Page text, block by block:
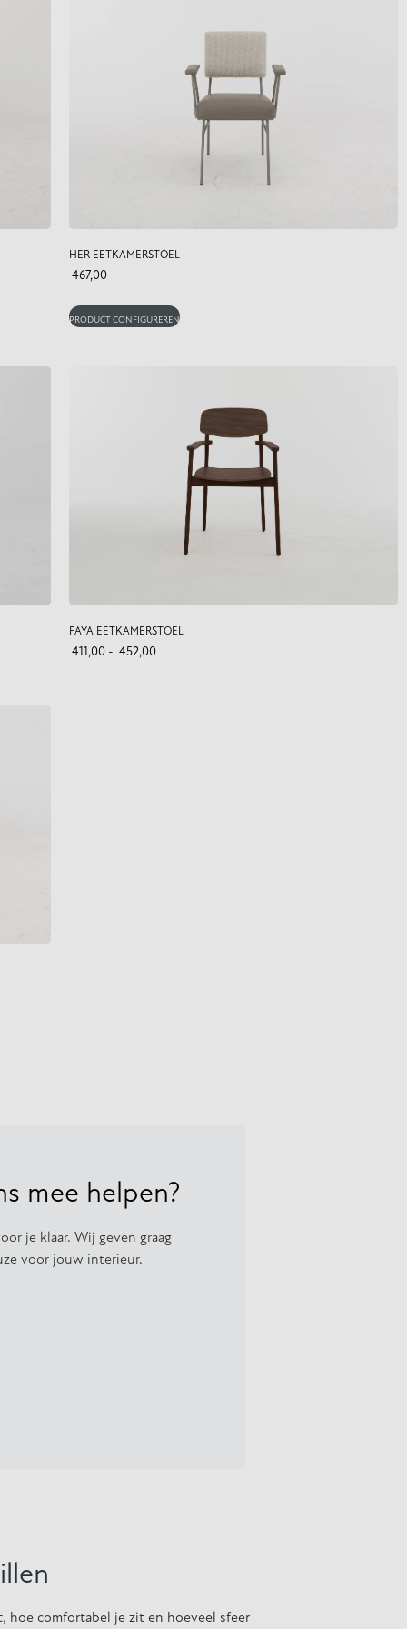
HER EETKAMERSTOEL
467,00
PRODUCT CONFIGUREREN
FAYA EETKAMERSTOEL
411,00 - 452,00
mee helpen?
je klaar. Wij geven graag
voor jouw interieur.
hoe comfortabel je zit en hoeveel sfeer